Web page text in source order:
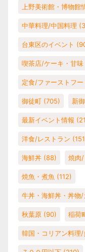
上野美術館・博物館
中華料理/中国料理
台東区のイベント
喫茶店/ケーキ・甘味
定食/ファーストフー
御徒町 (705) 新
最新イベント情報
洋食/レストラン
海鮮丼 (88) 焼肉/
焼魚・煮魚 (112)
牛丼・海鮮丼・丼物
秋葉原 (90) 稲荷
韓国・コリアン料理/